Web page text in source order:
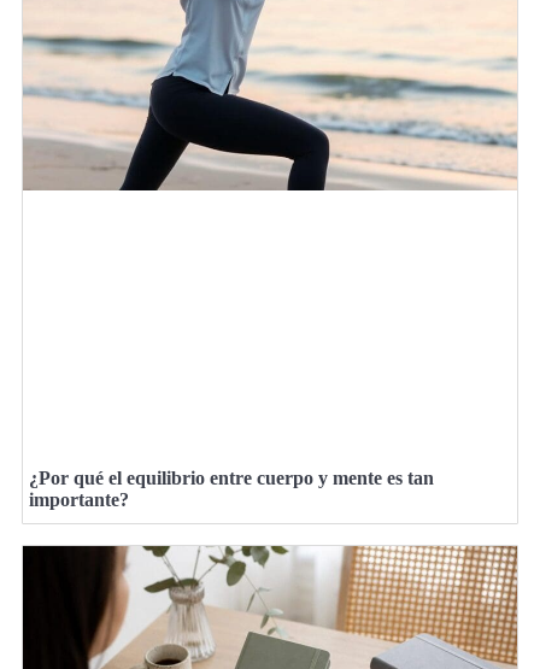
¿Por qué el equilibrio entre cuerpo y mente es tan
importante?